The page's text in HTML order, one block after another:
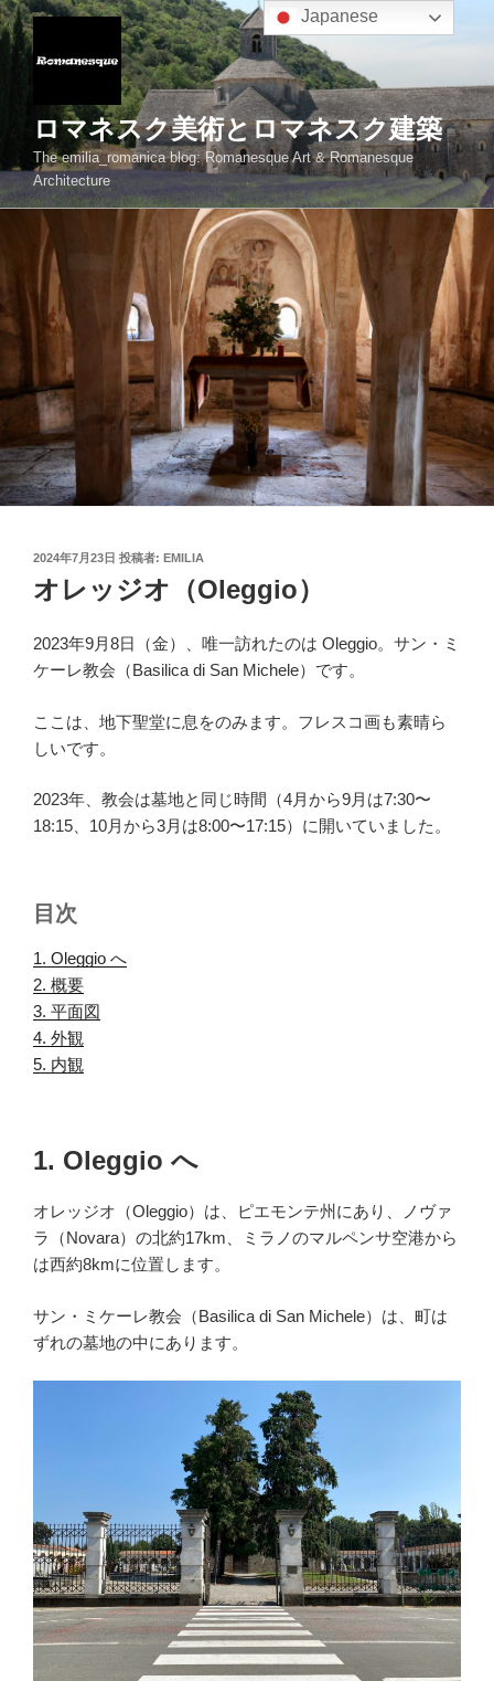
コ
ン
ス
キ
ロマネスク美術とロマネスク建築
The emilia_romanica blog: Romanesque Art & Romanesque
Architecture
投
日:
2024年7月23日 投稿者: EMILIA
オレッジオ（Oleggio）
2023年9月8日（金）、唯一訪れたのは Oleggio。サン・ミ
ケーレ教会（Basilica di San Michele）です。
ここは、地下聖堂に息をのみます。フレスコ画も素晴ら
しいです。
2023年、教会は墓地と同じ時間（4月から9月は7:30〜
18:15、10月から3月は8:00〜17:15）に開いていました。
目次
1. Oleggio へ
2. 概要
3. 平面図
4. 外観
5. 内観
1. Oleggio へ
オレッジオ（Oleggio）は、ピエモンテ州にあり、ノヴァ
ラ（Novara）の北約17km、ミラノのマルペンサ空港から
は西約8kmに位置します。
サン・ミケーレ教会（Basilica di San Michele）は、町は
ずれの墓地の中にあります。
Japanese